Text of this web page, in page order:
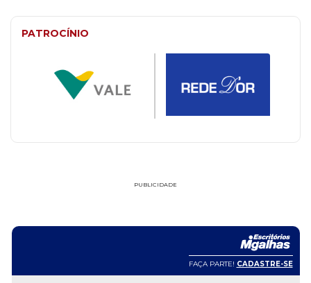
PATROCÍNIO
PUBLICIDADE
FAÇA PARTE! CADASTRE-SE